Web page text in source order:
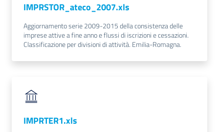
IMPRSTOR_ateco_2007.xls
Aggiornamento serie 2009-2015 della consistenza delle
imprese attive a fine anno e flussi di iscrizioni e cessazioni.
Classificazione per divisioni di attività. Emilia-Romagna.
IMPRTER1.xls